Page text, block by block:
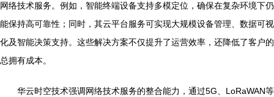
网络技术服务。例如，智能终端设备支持多模定位，确保在复杂环境下仍
能保持高可靠性；同时，其云平台服务可实现大规模设备管理、数据可视
化及智能决策支持。这些解决方案不仅提升了运营效率，还降低了客户的
总拥有成本。
华云时空技术强调网络技术服务的整合能力，通过5G、LoRaWAN等